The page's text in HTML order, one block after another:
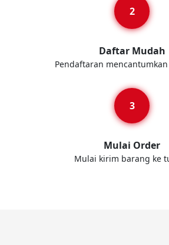
Daftar Mudah
Pendaftaran
Mulai Order
Mulai kirim barang ke